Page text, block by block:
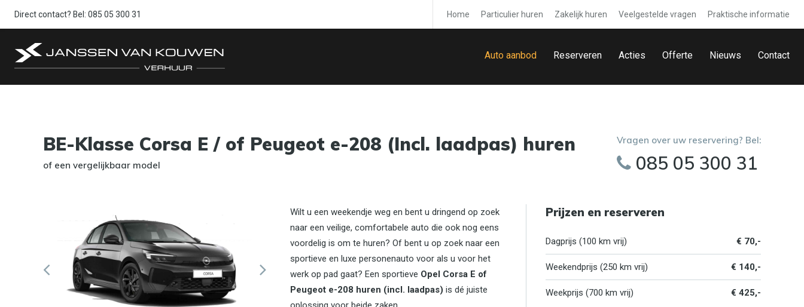
Direct contact? Bel: 085 05 300 31 Home Particulier huren Zakelijk huren Veelgestelde vragen Praktische informatie
Auto aanbod Reserveren Acties Offerte Nieuws Contact
BE-Klasse Corsa E / of Peugeot e-208 (Incl. laadpas) huren
of een vergelijkbaar model
Vragen over uw reservering? Bel:
085 05 300 31
Prijzen en reserveren
Dagprijs (100 km vrij) € 70,-
Weekendprijs (250 km vrij) € 140,-
Weekprijs (700 km vrij) € 425,-
Wilt u een weekendje weg en bent u dringend op zoek
naar een veilige, comfortabele auto die ook nog eens
voordelig is om te huren? Of bent u op zoek naar een
sportieve en luxe personenauto voor als u voor het
werk op pad gaat? Een sportieve Opel Corsa E of
Peugeot e-208 huren (incl. laadpas) is dé juiste